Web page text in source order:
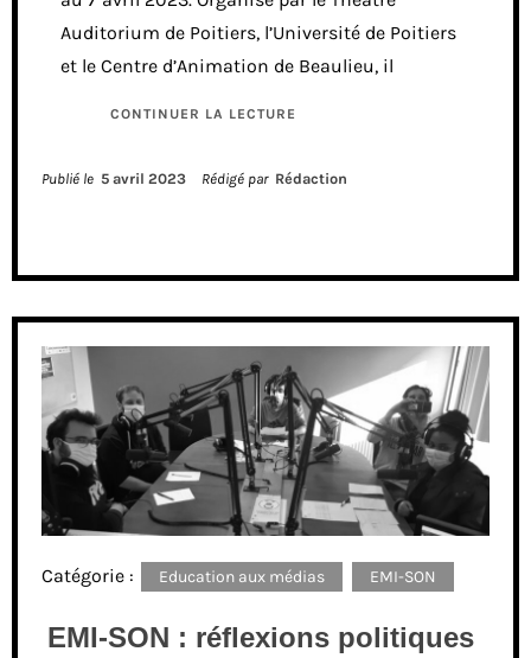
Auditorium de Poitiers, l’Université de Poitiers
et le Centre d’Animation de Beaulieu, il
CONTINUER LA LECTURE
Publié le 5 avril 2023 Rédigé par Rédaction
Catégorie : Education aux médias EMI-SON
EMI-SON : réflexions politiques